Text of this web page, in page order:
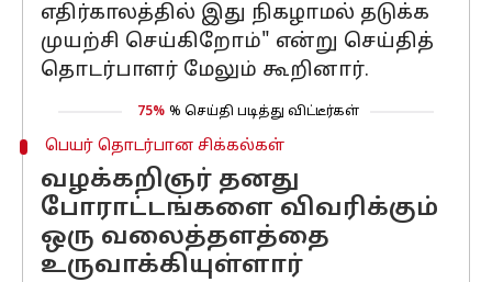
எதிர்காலத்தில் இது நிகழாமல் தடுக்க
முயற்சி செய்கிறோம்" என்று செய்தித்
தொடர்பாளர் மேலும் கூறினார்.
75% % செய்தி படித்து விட்டீர்கள்
பெயர் தொடர்பான சிக்கல்கள்
வழக்கறிஞர் தனது
போராட்டங்களை விவரிக்கும்
ஒரு வலைத்தளத்தை
உருவாக்கியுள்ளார்